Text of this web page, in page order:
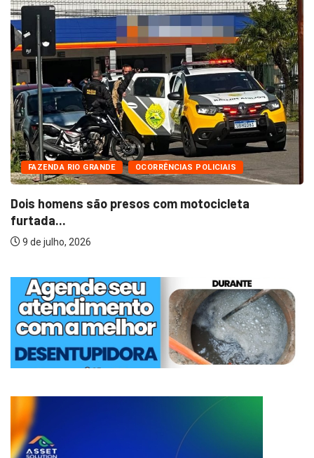
FAZENDA RIO GRANDE OCORRÊNCIAS POLICIAIS
Dois homens são presos com motocicleta
furtada...
9 de julho, 2026